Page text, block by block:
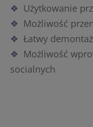
Użytkowanie
Możliwość
Łatwy
Możliwość
socialnych